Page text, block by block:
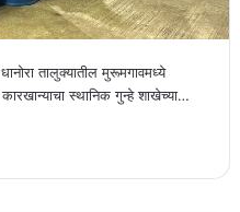
तालुक्यातील मुरूमगावमध्ये
स्थानिक गुन्हे शाखेच्या…